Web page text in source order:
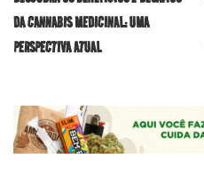
DA CANNABIS MEDICINAL: UMA
PERSPECTIVA ATUAL